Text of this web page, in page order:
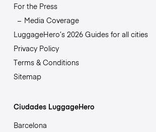
For the Press
Media Coverage
LuggageHero’s 2026 Guides for all cities
Privacy Policy
Terms & Conditions
Sitemap
Ciudades LuggageHero
Barcelona